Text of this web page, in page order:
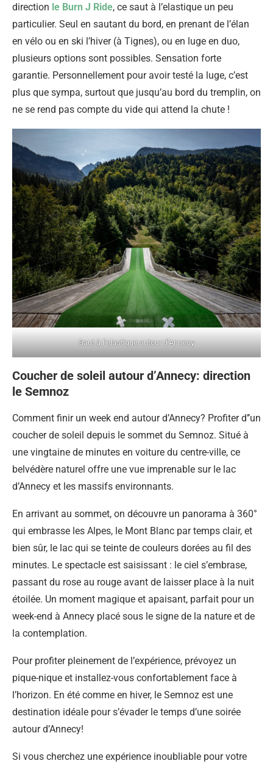
direction le Burn J Ride, ce saut à l’elastique un peu
particulier. Seul en sautant du bord, en prenant de l’élan
en vélo ou en ski l’hiver (à Tignes), ou en luge en duo,
plusieurs options sont possibles. Sensation forte
garantie. Personnellement pour avoir testé la luge, c’est
plus que sympa, surtout que jusqu’au bord du tremplin, on
ne se rend pas compte du vide qui attend la chute !
Saut à l’elastique autour d’Annecy
Coucher de soleil autour d’Annecy: direction
le Semnoz
Comment finir un week end autour d’Annecy? Profiter d’’un
coucher de soleil depuis le sommet du Semnoz. Situé à
une vingtaine de minutes en voiture du centre-ville, ce
belvédère naturel offre une vue imprenable sur le lac
d’Annecy et les massifs environnants.
En arrivant au sommet, on découvre un panorama à 360°
qui embrasse les Alpes, le Mont Blanc par temps clair, et
bien sûr, le lac qui se teinte de couleurs dorées au fil des
minutes. Le spectacle est saisissant : le ciel s’embrase,
passant du rose au rouge avant de laisser place à la nuit
étoilée. Un moment magique et apaisant, parfait pour un
week-end à Annecy placé sous le signe de la nature et de
la contemplation.
Pour profiter pleinement de l’expérience, prévoyez un
pique-nique et installez-vous confortablement face à
l’horizon. En été comme en hiver, le Semnoz est une
destination idéale pour s’évader le temps d’une soirée
autour d’Annecy!
Si vous cherchez une expérience inoubliable pour votre